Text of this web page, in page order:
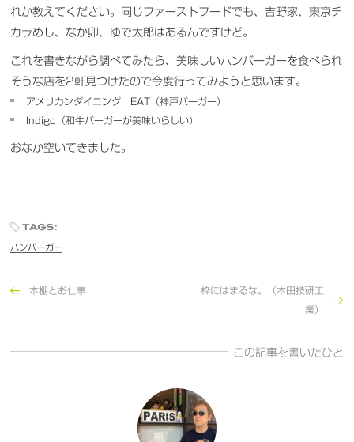
れか教えてください。同じファーストフードでも、吉野家、東京チ
カラめし、なか卯、ゆで太郎はあるんですけど。
これを書きながら調べてみたら、美味しいハンバーガーを食べられ
そうな店を2軒見つけたので今度行ってみようと思います。
アメリカンダイニング EAT（神戸バーガー）
Indigo （和牛バーガーが美味いらしい）
おなか空いてきました。
tags:
ハンバーガー
本棚とお仕事
枠にはまるな。（本田技研工
業）
この記事を書いたひと